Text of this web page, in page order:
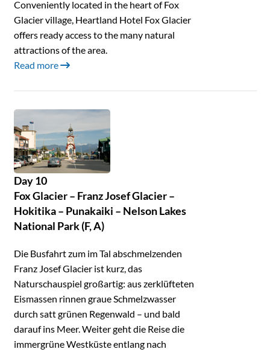
Conveniently located in the heart of Fox
Glacier village, Heartland Hotel Fox Glacier
offers ready access to the many natural
attractions of the area.
Read more
Day 10
Fox Glacier – Franz Josef Glacier –
Hokitika – Punakaiki – Nelson Lakes
National Park (F, A)
Die Busfahrt zum im Tal abschmelzenden
Franz Josef Glacier ist kurz, das
Naturschauspiel großartig: aus zerklüfteten
Eismassen rinnen graue Schmelzwasser
durch satt grünen Regenwald – und bald
darauf ins Meer. Weiter geht die Reise die
immergrüne Westküste entlang nach